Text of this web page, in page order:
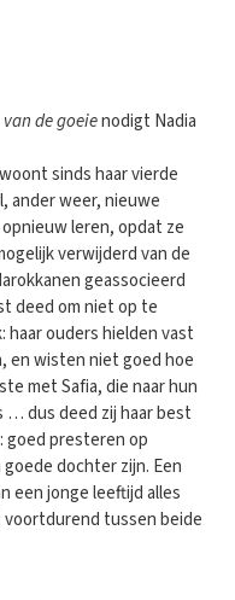
van de goeienodigt Nadia
sinds haar vierde
ander weer, nieuwe
leren, opdat ze
verwijderd van de
geassocieerd
deed om niet op te
haar ouders hielden vast
en wisten niet goed hoe
met Safia, die naar hun
… dus deed zij haar best
goed presteren op
dochter zijn. Een
een jonge leeftijd alles
tussen beide